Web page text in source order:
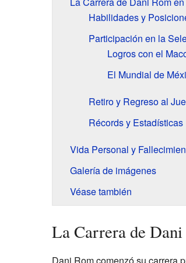
Habilidades y
Participación en la
Logros con el
El Mundial de
Retiro y Regreso al
Récords y Estadísticas
Vida Personal y
Galería de imágenes
Véase también
La Carrera de